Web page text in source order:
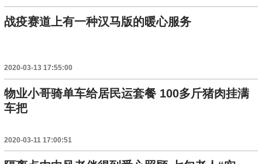
战疫赛道上有一种汉马版的暖心服务
2020-03-13 17:55:00
物业小哥骑单车给居民运套餐 100多斤猪肉挂满
车把
2020-03-11 17:00:51